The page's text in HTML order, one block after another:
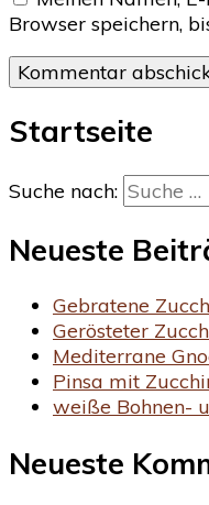
Browser speichern,
Startseite
Suche nach:
Neueste
Gebratene
Gerösteter
Mediterrane
Pinsa mit
weiße Bohnen-
Neueste